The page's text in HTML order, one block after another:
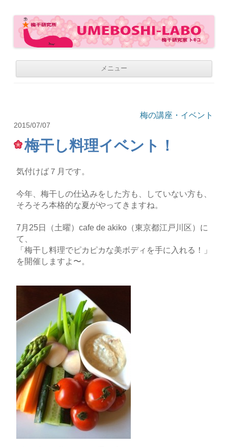
WE LOVE UMEBOSHI
メニュー
梅の講座・イベント
2015/07/07
梅干し料理イベント！
気付けば７月です。
今年、梅干しの仕込みをした方も、していない方も、
そろそろ本格的な夏がやってきますね。
7月25日（土曜）cafe de akiko（東京都江戸川区）に
て、
「梅干し料理でピカピカな美ボディを手に入れる！」
を開催しますよ〜。